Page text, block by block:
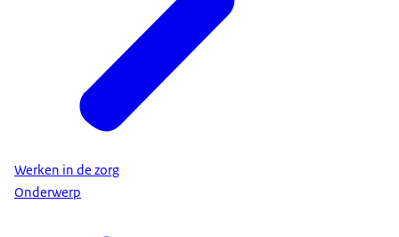
Werken in de zorg
Onderwerp